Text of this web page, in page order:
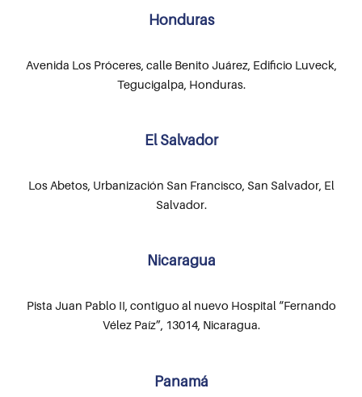
Honduras
Avenida Los Próceres, calle Benito Juárez, Edificio Luveck,
Tegucigalpa, Honduras.
El Salvador
Los Abetos, Urbanización San Francisco, San Salvador, El
Salvador.
Nicaragua
Pista Juan Pablo II, contiguo al nuevo Hospital “Fernando
Vélez Paíz”, 13014, Nicaragua.
Panamá